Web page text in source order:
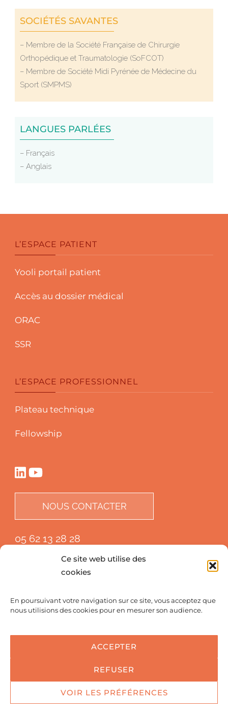
Ce site web utilise des
cookies
En poursuivant votre navigation sur ce site, vous acceptez que
nous utilisions des cookies pour en mesurer son audience.
ACCEPTER
REFUSER
VOIR LES PRÉFÉRENCES
SOCIÉTÉS SAVANTES
– Membre de la Société Française de Chirurgie
Orthopédique et Traumatologie (SoFCOT)
– Membre de Société Midi Pyrénée de Médecine du
Sport (SMPMS)
LANGUES PARLÉES
– Français
– Anglais
L’ESPACE PATIENT
Yooli portail patient
Accès au dossier médical
ORAC
SSR
L’ESPACE PROFESSIONNEL
Plateau technique
Fellowship
NOUS CONTACTER
05 62 13 28 28
© 2022 - Centre de Chirurgie du Genou - Clinique Médipôle